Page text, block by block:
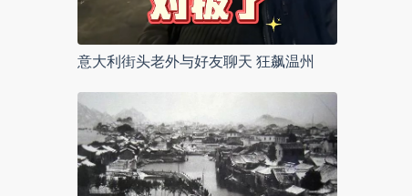
意大利街头老外与好友聊天 狂飙温州